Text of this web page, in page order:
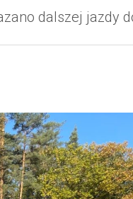
dalszej jazdy